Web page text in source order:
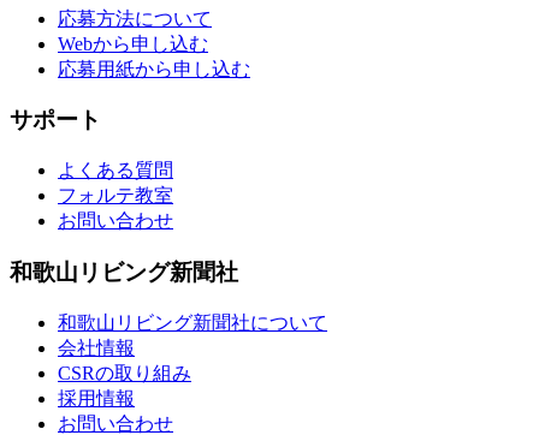
応募方法について
Webから申し込む
応募用紙から申し込む
サポート
よくある質問
フォルテ教室
お問い合わせ
和歌山リビング新聞社
和歌山リビング新聞社について
会社情報
CSRの取り組み
採用情報
お問い合わせ